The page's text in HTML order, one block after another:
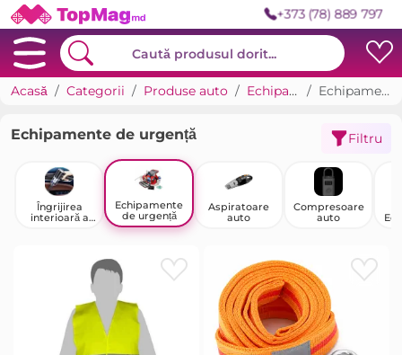
+373 (78) 889 797
Acasă Categorii Produse auto Echipamente auto Echipamente de urgență
Echipamente de urgență Filtru
Îngrijirea
interioară a
Echipamente
de urgență
Aspiratoare
auto
Compresoare
auto